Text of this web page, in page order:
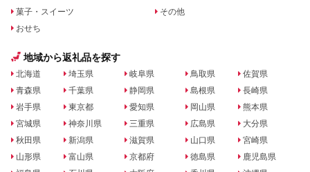
菓子・スイーツ
おせち
その他
地域から返礼品を探す
北海道
青森県
岩手県
宮城県
秋田県
山形県
埼玉県
千葉県
東京都
神奈川県
新潟県
富山県
岐阜県
静岡県
愛知県
三重県
滋賀県
京都府
鳥取県
島根県
岡山県
広島県
山口県
徳島県
佐賀県
長崎県
熊本県
大分県
宮崎県
鹿児島県